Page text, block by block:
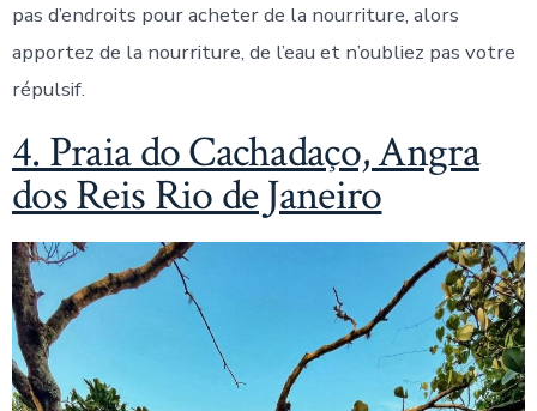
pas d’endroits pour acheter de la nourriture, alors
apportez de la nourriture, de l’eau et n’oubliez pas votre
répulsif.
4. Praia do Cachadaço, Angra
dos Reis Rio de Janeiro